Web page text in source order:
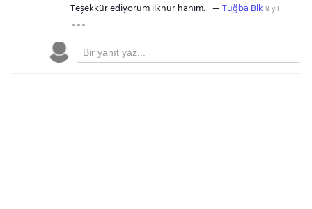
Teşekkür ediyorum ilknur hanım. Tuğba Blk 8 yıl